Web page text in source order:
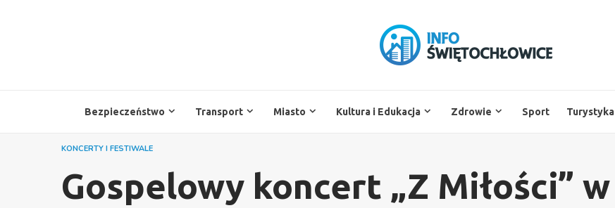
Bezpieczeństwo Transport Miasto Kultura i Edukacja Zdrowie Sport Turystyka
KONCERTY I FESTIWALE
Gospelowy koncert „Z Miłości” w